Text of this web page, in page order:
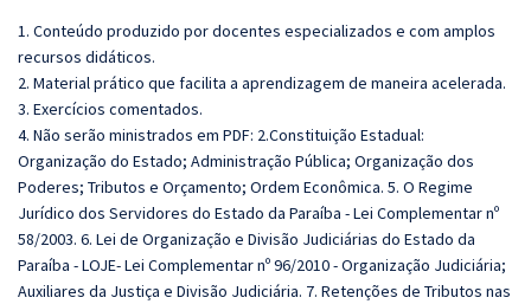
1. Conteúdo produzido por docentes especializados e com amplos
recursos didáticos.
2. Material prático que facilita a aprendizagem de maneira acelerada.
3. Exercícios comentados.
4. Não serão ministrados em PDF: 2.Constituição Estadual:
Organização do Estado; Administração Pública; Organização dos
Poderes; Tributos e Orçamento; Ordem Econômica. 5. O Regime
Jurídico dos Servidores do Estado da Paraíba - Lei Complementar nº
58/2003. 6. Lei de Organização e Divisão Judiciárias do Estado da
Paraíba - LOJE- Lei Complementar nº 96/2010 - Organização Judiciária;
Auxiliares da Justiça e Divisão Judiciária. 7. Retenções de Tributos nas